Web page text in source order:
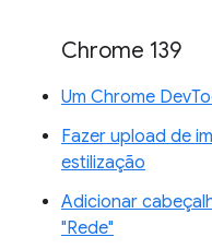
Chrome 139
Um Chrome
Fazer upload de
estilização
Adicionar
"Rede"